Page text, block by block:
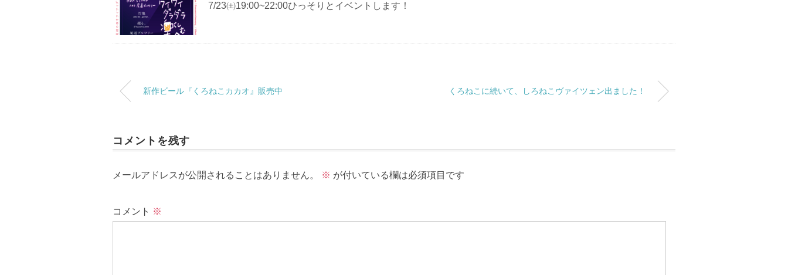
7/23㈯19:00~22:00ひっそりとイベントします！
新作ビール『くろねこカカオ』販売中 くろねこに続いて、しろねこヴァイツェン出ました！
コメントを残す
メールアドレスが公開されることはありません。 ※ が付いている欄は必須項目です
コメント ※